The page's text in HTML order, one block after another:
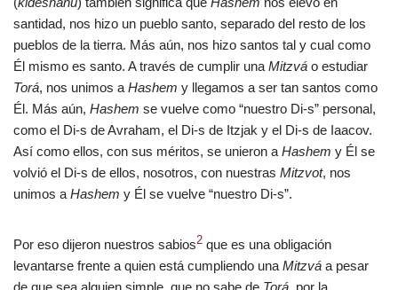
santidad, nos hizo un pueblo santo, separado del resto de los
pueblos de la tierra. Más aún, nos hizo santos tal y cual como
Él mismo es santo. A través de cumplir una Mitzvá o estudiar
Torá, nos unimos a Hashem y llegamos a ser tan santos como
Él. Más aún, Hashem se vuelve como “nuestro Di-s” personal,
como el Di-s de Avraham, el Di-s de Itzjak y el Di-s de Iaacov.
Así como ellos, con sus méritos, se unieron a Hashem y Él se
volvió el Di-s de ellos, nosotros, con nuestras Mitzvot, nos
unimos a Hashem y Él se vuelve “nuestro Di-s”.
Por eso dijeron nuestros sabios2 que es una obligación
levantarse frente a quien está cumpliendo una Mitzvá a pesar
de que sea alguien simple, que no sabe de Torá , por la